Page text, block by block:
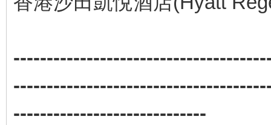
-----------------------------